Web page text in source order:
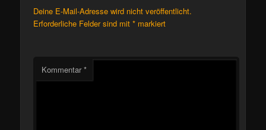
Deine E-Mail-Adresse wird nicht veröffentlicht.
Erforderliche Felder sind mit* markiert
Kommentar*